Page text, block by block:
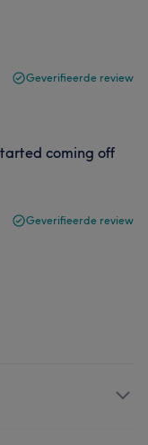
Geverifieerde review
coming off
Geverifieerde review